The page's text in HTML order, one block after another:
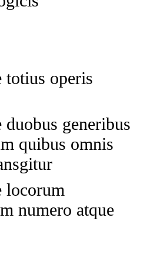
totius operis
duobus generibus
quibus omnis
locorum
numero atque